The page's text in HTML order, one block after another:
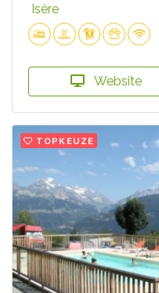
Isère
Website
TOPKEUZE